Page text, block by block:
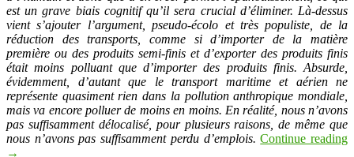
est un grave biais cognitif qu’il sera crucial d’éliminer. Là-dessus
vient s’ajouter l’argument, pseudo-écolo et très populiste, de la
réduction des transports, comme si d’importer de la matière
première ou des produits semi-finis et d’exporter des produits finis
était moins polluant que d’importer des produits finis. Absurde,
évidemment, d’autant que le transport maritime et aérien ne
représente quasiment rien dans la pollution anthropique mondiale,
mais va encore polluer de moins en moins. En réalité, nous n’avons
pas suffisamment délocalisé, pour plusieurs raisons, de même que
nous n’avons pas suffisamment perdu d’emplois. Continue reading
→